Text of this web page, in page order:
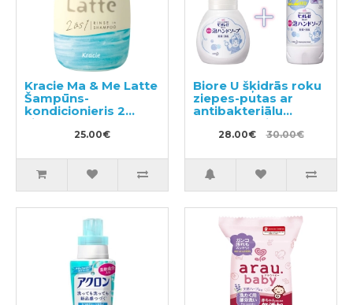
Kracie Ma & Me Latte
Šampūns-
kondicionieris 2
vienā 490ml
25.00€
Biore U šķidrās roku
ziepes-putas ar
antibakteriālu
efektu, ar vieglu
citrusu aromātu
450ml
28.00€ 30.00€